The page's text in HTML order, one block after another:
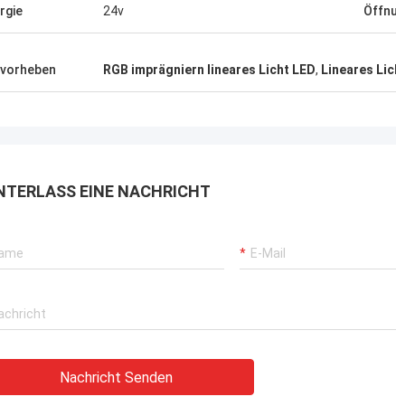
getragen, Kaufstiefel in Phasen
24v
RGB imprägniern lineares Licht LED, Lineares
EINE NACHRICHT
Nachricht Senden